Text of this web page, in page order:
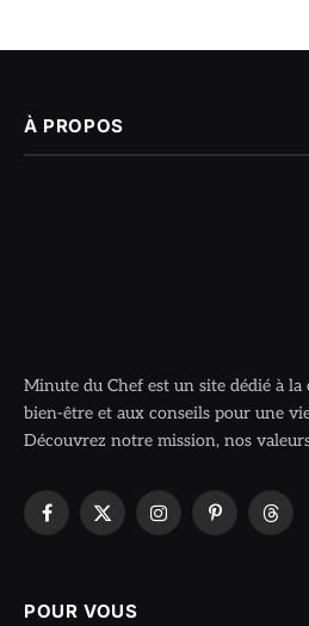
À PROPOS
Minute du Chef est un site dédié à
bien-être et aux conseils pour une
Découvrez notre mission, nos
Facebook
X
InstagramPinterest
POUR VOUS